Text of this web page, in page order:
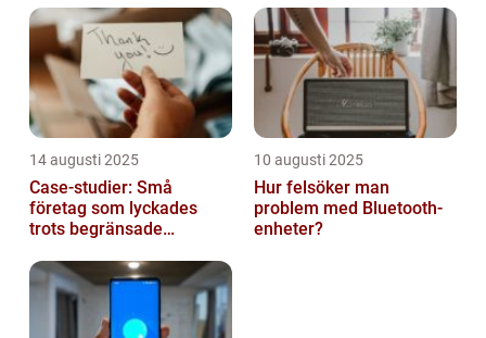
14 augusti 2025
Case-studier: Små
företag som lyckades
trots begränsade
10 augusti 2025
Hur felsöker man
problem med Bluetooth-
enheter?